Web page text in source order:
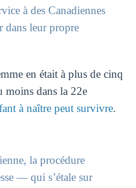
à des Canadiennes
dans leur propre
en était à plus de cinq
moins dans la 22e
à naître peut survivre.
la procédure
— qui s’étale sur